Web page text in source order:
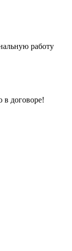
работу
в договоре!